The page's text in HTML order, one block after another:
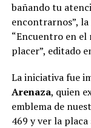
bañando tu
encontrarnos”,
“Encuentro en el
placer”, editado
La iniciativa fue
Arenaza, quien
emblema de
469 y ver la